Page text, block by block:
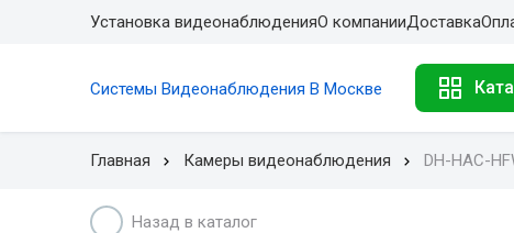
Установка видеонаблюденияО компанииДоставка
Системы Видеонаблюдения В Москве
Главная Камеры видеонаблюдения DH-HAC-
Назад в каталог